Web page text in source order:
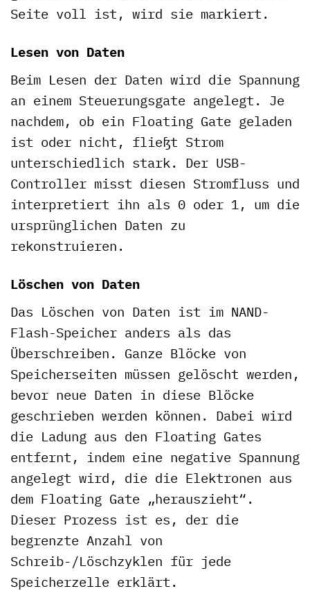
Seite voll ist, wird sie markiert.
Lesen von Daten
Beim Lesen der Daten wird die Spannung
an einem Steuerungsgate angelegt. Je
nachdem, ob ein Floating Gate geladen
ist oder nicht, fließt Strom
unterschiedlich stark. Der USB-
Controller misst diesen Stromfluss und
interpretiert ihn als 0 oder 1, um die
ursprünglichen Daten zu
rekonstruieren.
Löschen von Daten
Das Löschen von Daten ist im NAND-
Flash-Speicher anders als das
Überschreiben. Ganze Blöcke von
Speicherseiten müssen gelöscht werden,
bevor neue Daten in diese Blöcke
geschrieben werden können. Dabei wird
die Ladung aus den Floating Gates
entfernt, indem eine negative Spannung
angelegt wird, die die Elektronen aus
dem Floating Gate „herauszieht“.
Dieser Prozess ist es, der die
begrenzte Anzahl von
Schreib-/Löschzyklen für jede
Speicherzelle erklärt.